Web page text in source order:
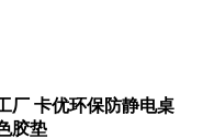
厂 卡优环保防静电桌
胶垫